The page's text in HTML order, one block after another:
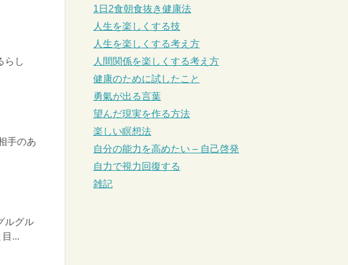
らし
手のあ
ルグル
...
1日2食朝食抜き健康法
人生を楽しくする技
人生を楽しくする考え方
人間関係を楽しくする考え方
健康のために試したこと
勇氣が出る言葉
望んだ現実を作る方法
楽しい瞑想法
自分の能力を高めたい – 自己啓発
自力で視力回復する
雑記